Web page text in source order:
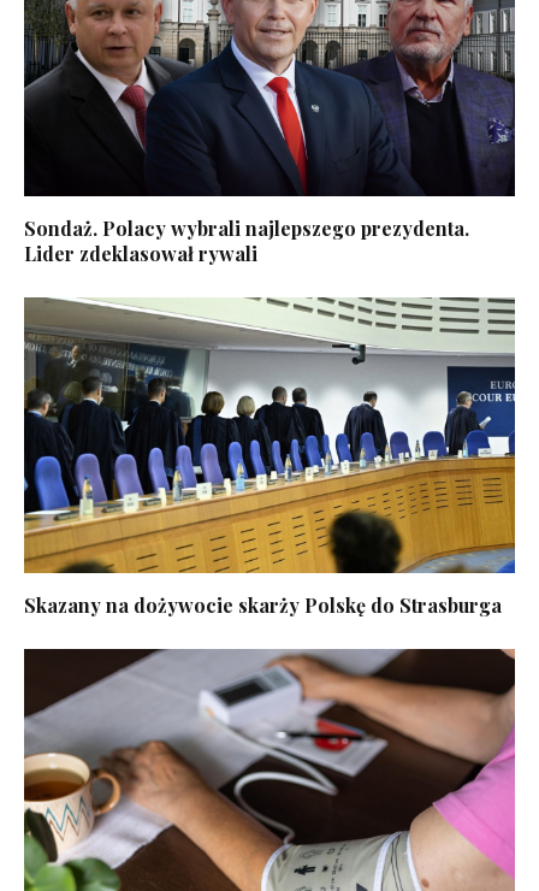
Sondaż. Polacy wybrali najlepszego prezydenta.
Lider zdeklasował rywali
Skazany na dożywocie skarży Polskę do Strasburga